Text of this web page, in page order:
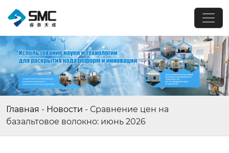
Главная - Новости - Сравнение цен на
базальтовое волокно: июнь 2026